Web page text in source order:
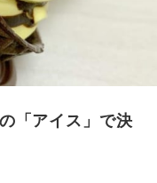
「アイス」で決